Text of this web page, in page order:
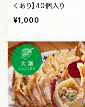
くあり】40個入り
¥1,000